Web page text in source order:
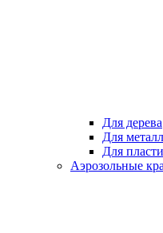
Для дерева
Для
Для
Аэрозольные